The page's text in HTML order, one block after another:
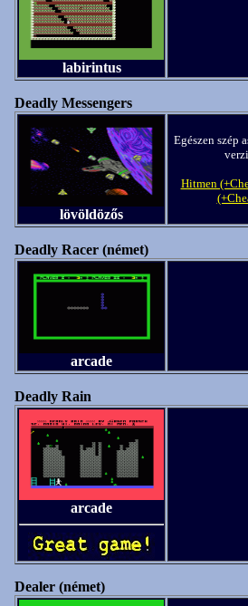
labirintus
Deadly Messengers
lövöldözős
Egészen szép
Hitmen
Deadly Racer (német)
arcade
Deadly Rain
arcade
Dealer (német)